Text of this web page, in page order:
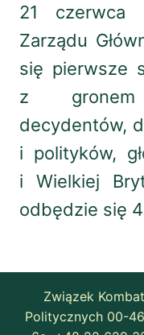
21
Zarządu
się pierwsze
z gronem
decydentów,
i polityków,
i Wielkiej
odbędzie się
Związek
Politycznych 00-